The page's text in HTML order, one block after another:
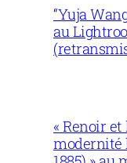
“Yuja
au
« Renoir et
modernité